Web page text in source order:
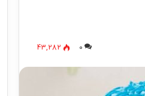
0
43,282